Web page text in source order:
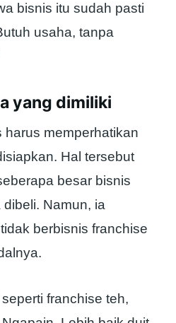
bisnis itu sudah pasti
usaha, tanpa
yang dimiliki
harus memperhatikan
Hal tersebut
besar bisnis
Namun, ia
berbisnis franchise
franchise teh,